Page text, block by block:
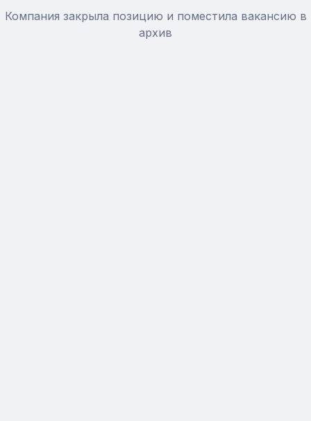
Компания закрыла позицию и поместила вакансию в
архив